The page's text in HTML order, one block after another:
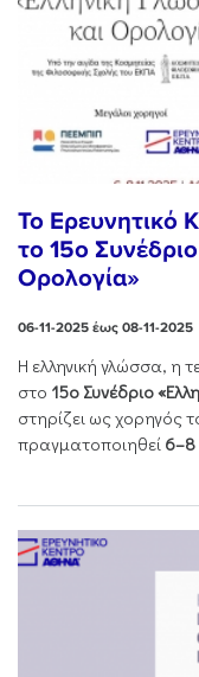
Το Ερευνητικό
το 15ο
Ορολογία»
06-11-2025 έως 08-11-2025
Η ελληνική γλώσσα, η
στο 15ο Συνέδριο
στηρίζει ως χορηγός
πραγματοποιηθεί 6–8